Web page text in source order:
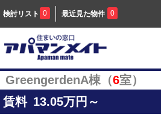
検討リスト 0 最近見た物件 0
GreengerdenA棟（6室）
賃料 13.05万円～